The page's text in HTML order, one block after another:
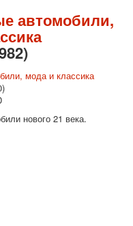
автомобили,
)
нового 21 века.